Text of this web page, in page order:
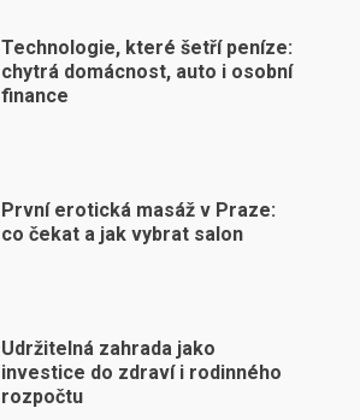
Technologie, které šetří peníze:
chytrá domácnost, auto i osobní
finance
První erotická masáž v Praze:
co čekat a jak vybrat salon
Udržitelná zahrada jako
investice do zdraví i rodinného
rozpočtu